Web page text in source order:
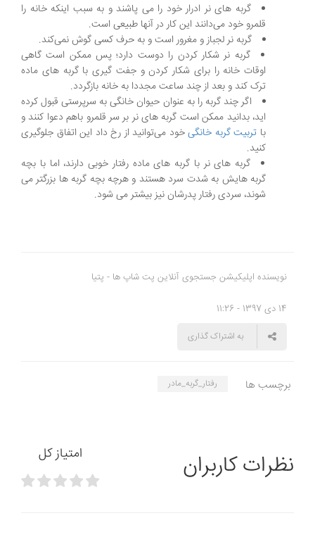
گربه های نر ادرار خود را می پاشند و به سبب اینکه خانه را
قلمرو خود می‌دانند این کار در آنها طبیعی است.
گربه نر لجباز و مغرور است و به حرف کسی گوش نمی‌کند.
گربه نر شکار کردن را دوست دارد؛ پس ممکن است گاهی
اوقات خانه را برای شکار کردن و جفت گیری با گربه های ماده
ترک کند و بعد از چند ساعت مجددا به خانه بازگردد.
اگر چند گربه را به عنوان حیوان خانگی به سرپرستی قبول کرده
اید، بدانید ممکن است گربه های نر بر سر قلمرو باهم دعوا کنند و
با تربیت گربه خانگیخود می‌توانید از رخ داد این اتفاق جلوگیری
کنید.
گربه های نر با گربه های ماده رفتار خوبی دارند، اما با بچه
گربه هایش به شدت سرد هستند و هرچه بچه گربه ها بزرگتر می
شوند، سردی رفتار پدرشان نیز بیشتر می شود.
نویسنده اپلیکیشن جستجوی آنلاین پت شاپ ها - پتیا
14 دی 1397 - 11:26
به اشتراک گذاری
برچسب ها رفتار_گربه_مادر
نظرات کاربران امتیاز کل